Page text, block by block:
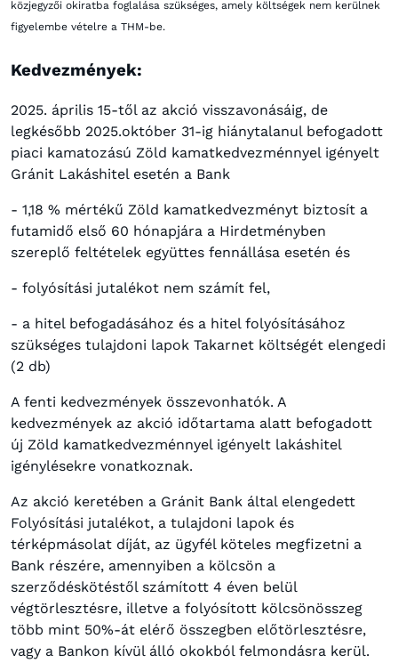
közjegyzői okiratba foglalása szükséges, amely költségek nem kerülnek
figyelembe vételre a THM-be.
Kedvezmények:
2025. április 15-től az akció visszavonásáig, de
legkésőbb 2025.október 31-ig hiánytalanul befogadott
piaci kamatozású Zöld kamatkedvezménnyel igényelt
Gránit Lakáshitel esetén a Bank
- 1,18 % mértékű Zöld kamatkedvezményt biztosít a
futamidő első 60 hónapjára a Hirdetményben
szereplő feltételek együttes fennállása esetén és
- folyósítási jutalékot nem számít fel,
- a hitel befogadásához és a hitel folyósításához
szükséges tulajdoni lapok Takarnet költségét elengedi
(2 db)
A fenti kedvezmények összevonhatók. A
kedvezmények az akció időtartama alatt befogadott
új Zöld kamatkedvezménnyel igényelt lakáshitel
igénylésekre vonatkoznak.
Az akció keretében a Gránit Bank által elengedett
Folyósítási jutalékot, a tulajdoni lapok és
térképmásolat díját, az ügyfél köteles megfizetni a
Bank részére, amennyiben a kölcsön a
szerződéskötéstől számított 4 éven belül
végtörlesztésre, illetve a folyósított kölcsönösszeg
több mint 50%-át elérő összegben előtörlesztésre,
vagy a Bankon kívül álló okokból felmondásra kerül.